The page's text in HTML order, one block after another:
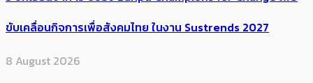
ขับเคลื่อนกิจการเพื่อสังคมไทย ในงาน Sustrends 2027
8 August 2026